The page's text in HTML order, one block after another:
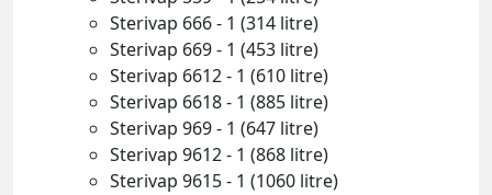
Sterivap 666 - 1 (314 litre)
Sterivap 669 - 1 (453 litre)
Sterivap 6612 - 1 (610 litre)
Sterivap 6618 - 1 (885 litre)
Sterivap 969 - 1 (647 litre)
Sterivap 9612 - 1 (868 litre)
Sterivap 9615 - 1 (1060 litre)